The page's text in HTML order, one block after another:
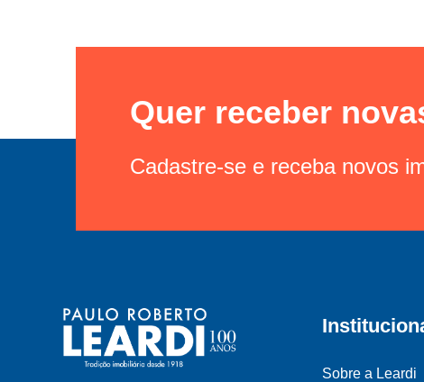
Quer receber
Cadastre-se e receba novos
Sobre a Leardi